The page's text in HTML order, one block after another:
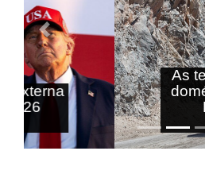
As terras raras
doméstica e
Brasil - 27/
Anterior